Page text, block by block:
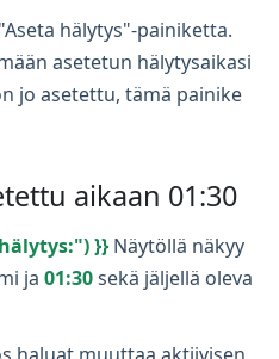
hälytys"-painiketta.
asetetun hälytysaikasi
jo asetettu, tämä painike
aikaan 01:30
}} Näytöllä näkyy
ja 01:30sekä jäljellä oleva